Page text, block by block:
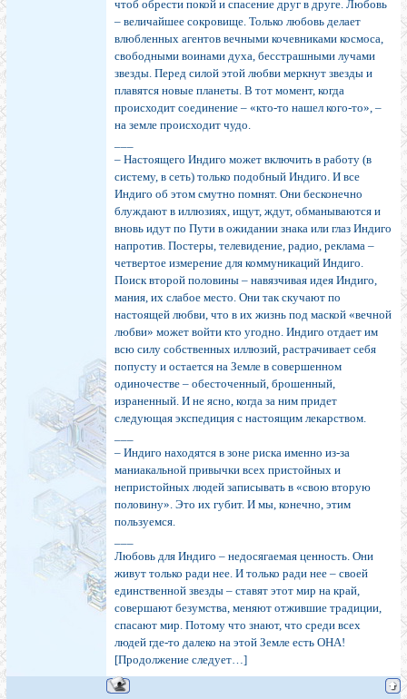
чтоб обрести покой и спасение друг в друге. Любовь
– величайшее сокровище. Только любовь делает
влюбленных агентов вечными кочевниками космоса,
свободными воинами духа, бесстрашными лучами
звезды. Перед силой этой любви меркнут звезды и
плавятся новые планеты. В тот момент, когда
происходит соединение – «кто-то нашел кого-то», –
на земле происходит чудо.
– Настоящего Индиго может включить в работу (в
систему, в сеть) только подобный Индиго. И все
Индиго об этом смутно помнят. Они бесконечно
блуждают в иллюзиях, ищут, ждут, обманываются и
вновь идут по Пути в ожидании знака или глаз Индиго
напротив. Постеры, телевидение, радио, реклама –
четвертое измерение для коммуникаций Индиго.
Поиск второй половины – навязчивая идея Индиго,
мания, их слабое место. Они так скучают по
настоящей любви, что в их жизнь под маской «вечной
любви» может войти кто угодно. Индиго отдает им
всю силу собственных иллюзий, растрачивает себя
попусту и остается на Земле в совершенном
одиночестве – обесточенный, брошенный,
израненный. И не ясно, когда за ним придет
следующая экспедиция с настоящим лекарством.
– Индиго находятся в зоне риска именно из-за
маниакальной привычки всех пристойных и
непристойных людей записывать в «свою вторую
половину». Это их губит. И мы, конечно, этим
пользуемся.
Любовь для Индиго – недосягаемая ценность. Они
живут только ради нее. И только ради нее – своей
единственной звезды – ставят этот мир на край,
совершают безумства, меняют отжившие традиции,
спасают мир. Потому что знают, что среди всех
людей где-то далеко на этой Земле есть ОНА!
[Продолжение следует…]